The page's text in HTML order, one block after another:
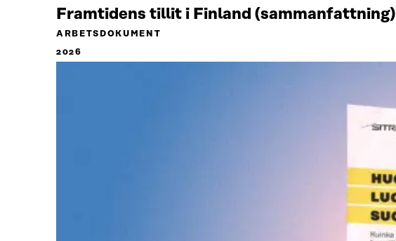
Framtidens tillit i Finland (sammanfattning)
ARBETSDOKUMENT
2026